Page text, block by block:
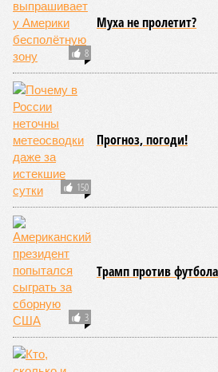
Самое поразительное, что в Киеве
скрывать.
«Советник офиса
пришёл в эфир немецкого
почему украинские дроны жгут
объяснил, что к чему.
огромному количеству людей,
которые просто зарабатывают
их всего, лишают перспектив»
удары по НПЗ не дают нужного
непосредственно по интересам
задевают – очереди за бензином,
не отнять. А вот склады с
смотришь и наслаждаешься тем,
умирает. Соответственно очень
Взгляд из Киева – во всём своём
непотребстве.
Когда Подоляка спросили,
Киев тем самым протестный